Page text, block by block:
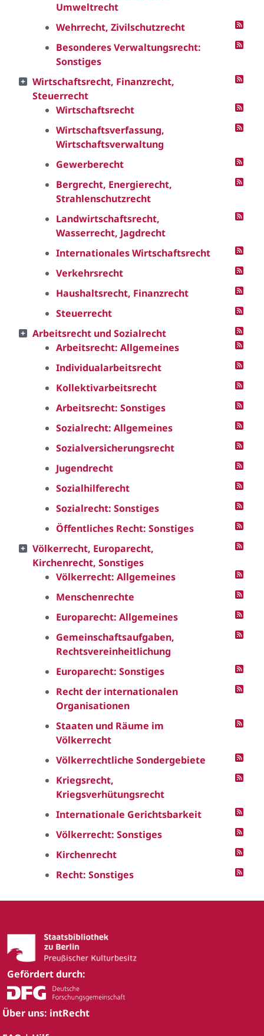
Umweltrecht
Wehrrecht, Zivilschutzrecht
Besonderes Verwaltungsrecht:
Sonstiges
Wirtschaftsrecht, Finanzrecht,
Steuerrecht
Wirtschaftsrecht
Wirtschaftsverfassung,
Wirtschaftsverwaltung
Gewerberecht
Bergrecht, Energierecht,
Strahlenschutzrecht
Landwirtschaftsrecht,
Wasserrecht, Jagdrecht
Internationales Wirtschaftsrecht
Verkehrsrecht
Haushaltsrecht, Finanzrecht
Steuerrecht
Arbeitsrecht und Sozialrecht
Arbeitsrecht: Allgemeines
Individualarbeitsrecht
Kollektivarbeitsrecht
Arbeitsrecht: Sonstiges
Sozialrecht: Allgemeines
Sozialversicherungsrecht
Jugendrecht
Sozialhilferecht
Sozialrecht: Sonstiges
Öffentliches Recht: Sonstiges
Völkerrecht, Europarecht,
Kirchenrecht, Sonstiges
Völkerrecht: Allgemeines
Menschenrechte
Europarecht: Allgemeines
Gemeinschaftsaufgaben,
Rechtsvereinheitlichung
Europarecht: Sonstiges
Recht der internationalen
Organisationen
Staaten und Räume im
Völkerrecht
Völkerrechtliche Sondergebiete
Kriegsrecht,
Kriegsverhütungsrecht
Internationale Gerichtsbarkeit
Völkerrecht: Sonstiges
Kirchenrecht
Recht: Sonstiges
Gefördert durch:
Über uns: intRecht